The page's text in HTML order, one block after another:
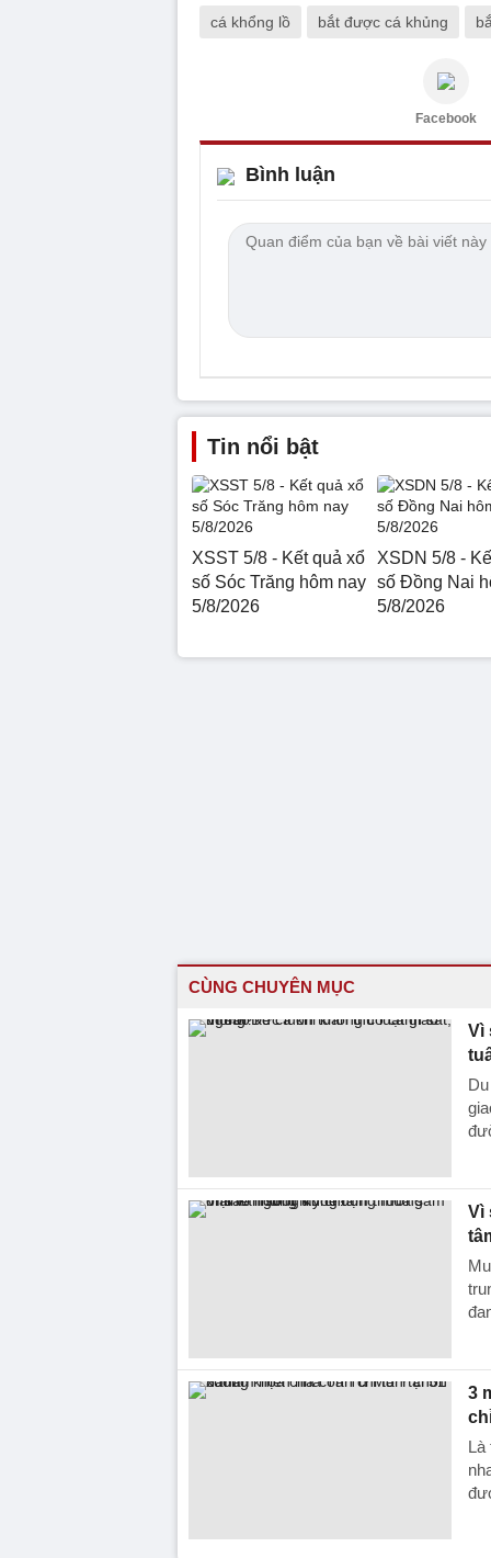
cá khổng lồ bắt được cá khủng
Facebook
Bình luận
Tin nổi bật
XSST 5/8 - Kết quả xổ
số Sóc Trăng hôm nay
5/8/2026
XSDN 5/8 -
số Đồng Nai
5/8/2026
CÙNG CHUYÊN MỤC
Vì
Vì
3
Là